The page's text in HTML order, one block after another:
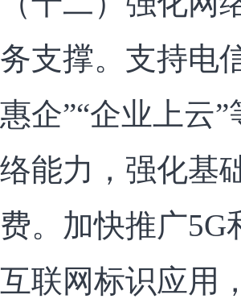
务支撑。支持电
惠企”“企业上云
络能力，强化基
费。加快推广
互联网标识应用